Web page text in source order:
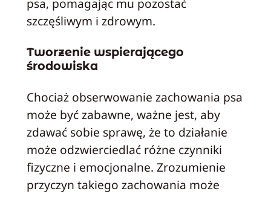
psa, pomagając mu pozostać
szczęśliwym i zdrowym.
Tworzenie wspierającego
środowiska
Chociaż obserwowanie zachowania psa
może być zabawne, ważne jest, aby
zdawać sobie sprawę, że to działanie
może odzwierciedlać różne czynniki
fizyczne i emocjonalne. Zrozumienie
przyczyn takiego zachowania może